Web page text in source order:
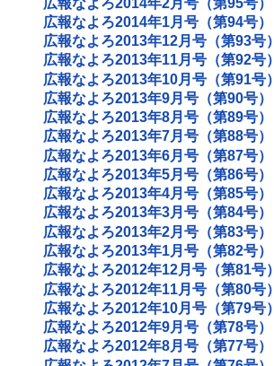
広報なよろ2014年1月号（第94号）
広報なよろ2013年12月号（第93号）
広報なよろ2013年11月号（第92号）
広報なよろ2013年10月号（第91号）
広報なよろ2013年9月号（第90号）
広報なよろ2013年8月号（第89号）
広報なよろ2013年7月号（第88号）
広報なよろ2013年6月号（第87号）
広報なよろ2013年5月号（第86号）
広報なよろ2013年4月号（第85号）
広報なよろ2013年3月号（第84号）
広報なよろ2013年2月号（第83号）
広報なよろ2013年1月号（第82号）
広報なよろ2012年12月号（第81号）
広報なよろ2012年11月号（第80号）
広報なよろ2012年10月号（第79号）
広報なよろ2012年9月号（第78号）
広報なよろ2012年8月号（第77号）